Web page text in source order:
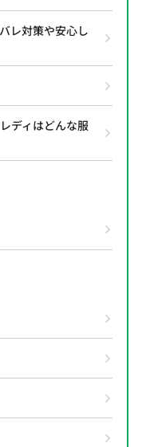
レ対策や安心し
ディはどんな服